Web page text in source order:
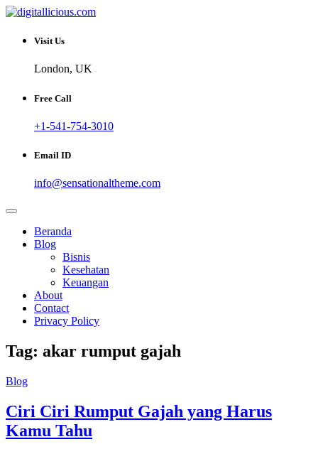
Skip
content
digitallicious.com
Sharing Digital Information
Visit Us
London, UK
Free Call
+1-541-754-3010
Email ID
info@sensationaltheme.com
Beranda
Blog
Bisnis
Kesehatan
Keuangan
About
Contact
Privacy Policy
Tag: akar rumput gajah
Blog
Ciri Ciri Rumput Gajah yang Harus
Kamu Tahu